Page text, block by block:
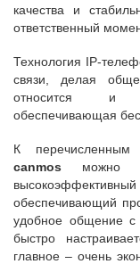
качества и
ответственный
Технология IP-
связи, делая
относится и
обеспечивающая
К перечисленным
canmos можно
обеспечивающий
удобное общение с
быстро
главное – очень